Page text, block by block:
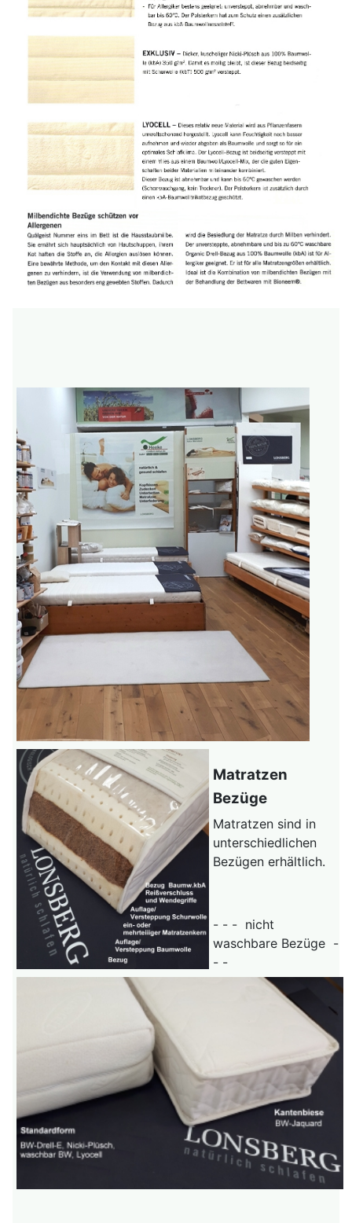
Matratzen
Bezüge
Matratzen sind in
unterschiedlichen
Bezügen erhältlich.
- - - nicht
waschbare Bezüge -
- -